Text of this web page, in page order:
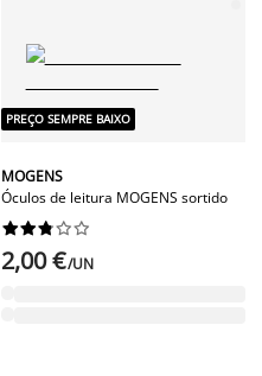
PREÇO SEMPRE BAIXO
MOGENS
Óculos de leitura MOGENS sortido






2,00 €/UN